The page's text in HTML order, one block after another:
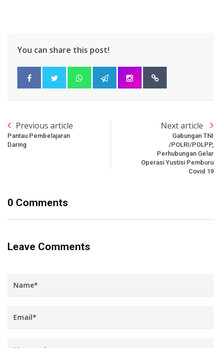
You can share this post!
Previous article
Pantau Pembelajaran
Daring
Next article
Gabungan TNI
/POLRI/POLPP,
Perhubungan Gelar
Operasi Yustisi Pemburu
Covid 19
0 Comments
Leave Comments